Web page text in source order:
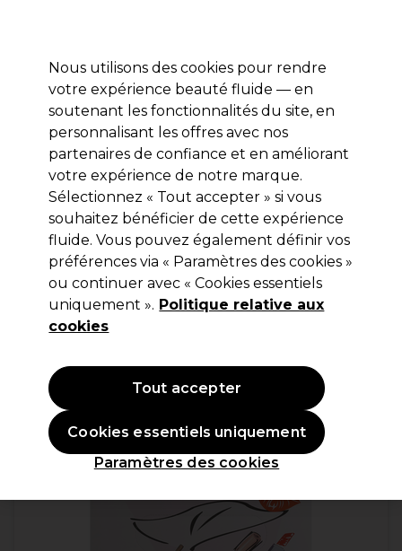
Se connecter
Marques Bons plans 🌟 Coiffure Electro et Matériel
Livraison le lendemain*
Après expédition, du lundi au vendredi
Clean All Mouchoirs en papier 2 couches
150pcs
3,49 €
OFFRE
Nous utilisons des cookies pour rendre
votre expérience beauté fluide — en
soutenant les fonctionnalités du site, en
personnalisant les offres avec nos
partenaires de confiance et en améliorant
votre expérience de notre marque.
Sélectionnez « Tout accepter » si vous
souhaitez bénéficier de cette expérience
fluide. Vous pouvez également définir vos
préférences via « Paramètres des cookies »
ou continuer avec « Cookies essentiels
uniquement ». Politique relative aux
cookies
Paramètres des cookies
Cookies essentiels uniquement
Tout accepter